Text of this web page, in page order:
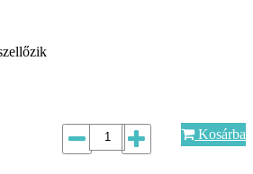
Kosárba